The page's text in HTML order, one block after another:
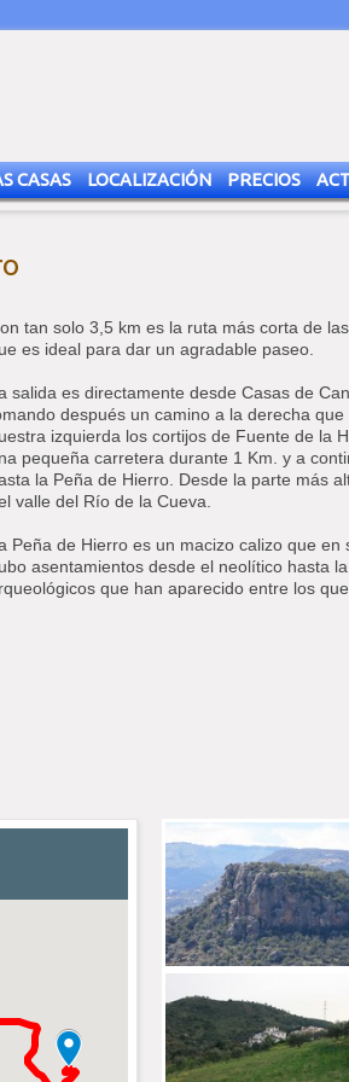
CASAS LOCALIZACIÓN PRECIOS
tan solo 3,5 km es la ruta más corta de
es ideal para dar un agradable paseo.
salida es directamente desde Casas de
después un camino a la derecha
izquierda los cortijos de Fuente de la
pequeña carretera durante 1 Km. y a
la Peña de Hierro. Desde la parte más
valle del Río de la Cueva.
Peña de Hierro es un macizo calizo que
asentamientos desde el neolítico hasta
que han aparecido entre los